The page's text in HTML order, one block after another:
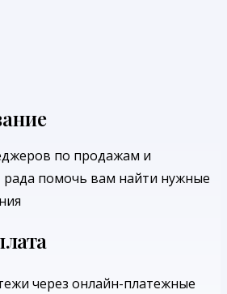
по продажам и
рада помочь вам найти нужные
через онлайн-платежные